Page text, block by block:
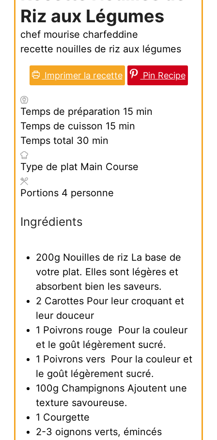
Riz aux Légumes
chef mourise charfeddine
recette nouilles de riz aux légumes
Imprimer la recette Pin Recipe
Temps de préparation 15 minutes
min
Temps de cuisson 15 minutes
min
Temps total 30 minutes
min
Type de plat Main Course
Portions 4 personne
Ingrédients
200g Nouilles de riz La base de
votre plat. Elles sont légères et
absorbent bien les saveurs.
2 Carottes Pour leur croquant et
leur douceur
1 Poivrons rouge Pour la couleur
et le goût légèrement sucré.
1 Poivrons vers Pour la couleur et
le goût légèrement sucré.
100g Champignons Ajoutent une
texture savoureuse.
1 Courgette
2-3 oignons verts, émincés